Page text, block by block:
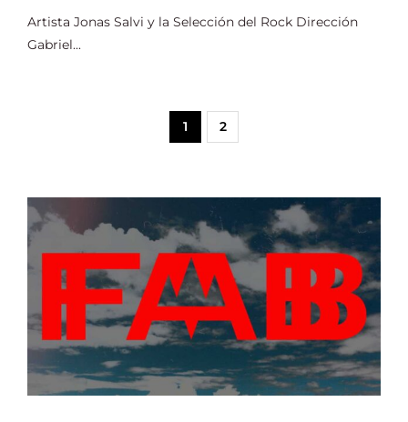
Artista Jonas Salvi y la Selección del Rock Dirección
Gabriel...
1 2